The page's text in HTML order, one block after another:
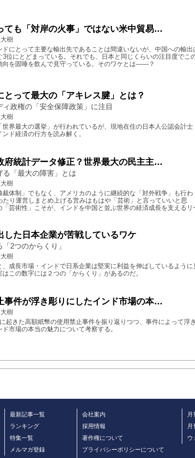
ても「対岸の火事」ではない米中貿易…
樹
ドにとって主要な輸出先であることは間違いないが、中国への輸出
3位にとどまっている。それでも、日本と同じくらいの注目度でこ
向を固唾を飲んで見守っている。そのワケとは――？
とって最大の「アキレス腱」とは？
ィ政権の「安全保障政策」に注目
樹
世界最大の選挙」が行われているが、現地在住の日本人公認会計士
ド経済の行方を読み解く。
府統計データ修正？世界最大の民主主…
る「最大の障害」とは
樹
裁体制」でもなく、アメリカのように継続的な「対外戦争」も行わ
たり運営しまとめ上げる営みはもはや「芸術」と言っていいと思
「芸術性」こそが、インドを中国と並ぶ世界の経済成長を支えるリ
した日本企業が苦戦しているワケ
2つのからくり」
樹
、成長市場・インドで日系企業は堅実に利益を伸ばしているように
はこの数字には２つの「からくり」があるのだ。
事件が浮き彫りにしたインド市場の本…
樹
起きた高額紙幣の使用禁止事件を振り返りつつ、事件によって浮き
市場の本当の魅力について考察する。
最新記事一覧
ランキング
特集一覧
メルマガ登録
会社案内
採用情報
著作権について
プライバシーポリシーについて
月
月
ウ